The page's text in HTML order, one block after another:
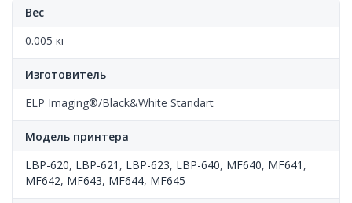
Cyan,
ELP
Вес
0.005 кг
Изготовитель
ELP Imaging®/Black&White Standart
Модель принтера
LBP-620, LBP-621 , LBP-623, LBP-640, MF640, MF641 ,
MF642, MF643, MF644, MF645